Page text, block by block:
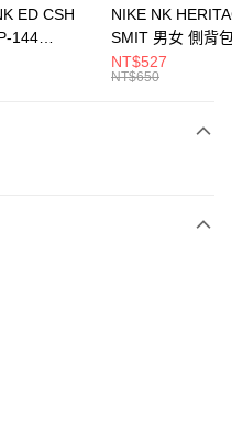
，將跳轉至「AFTEE先享後付」
訊。
訊中的連結，可透過四大超商／
視為交易完成。
運費
運費
運費
ED CSH
144
女 短統襪
NIKE NK
SMIT 男女 側背
BA5871010
NT$527
NT$650